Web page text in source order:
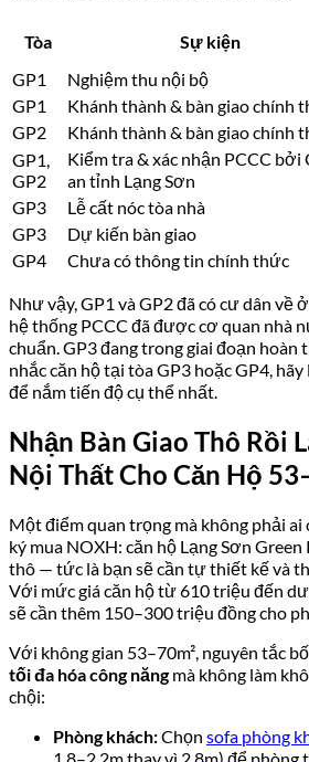
Tòa Sự kiện
GP1
Nghiệm thu nội bộ
GP1
Khánh thành & bàn giao chính
GP2
Khánh thành & bàn giao chính
GP1,
GP2
Kiểm tra & xác nhận PCCC bởi
an tỉnh Lạng Sơn
GP3
Lễ cất nóc tòa nhà
GP3
Dự kiến bàn giao
GP4
Chưa có thông tin chính thức
Như vậy, GP1 và GP2 đã có cư dân về
hệ thống PCCC đã được cơ quan nhà
chuẩn. GP3 đang trong giai đoạn hoàn
nhắc căn hộ tại tòa GP3 hoặc GP4,
để nắm tiến độ cụ thể nhất.
Nhận Bàn Giao Thô Rồi
Nội Thất Cho Căn Hộ
Một điểm quan trọng mà không phải ai
ký mua NOXH: căn hộ Lạng Sơn
thô — tức là bạn sẽ cần tự thiết kế và
Với mức giá căn hộ từ 610 triệu đến
sẽ cần thêm 150–300 triệu đồng cho
Với không gian 53–70m², nguyên tắc
tối đa hóa công năngmà không làm
chội:
Phòng khách:Chọn sofa phòng